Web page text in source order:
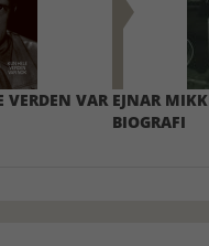
VERDEN VAR EJNAR
BIOGRAFI